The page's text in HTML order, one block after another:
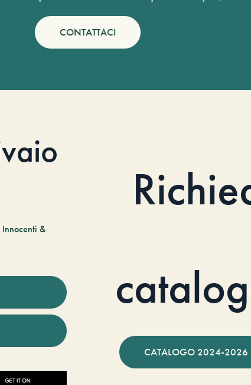
CONTATTACI
&
CATALOGO 2024-2026